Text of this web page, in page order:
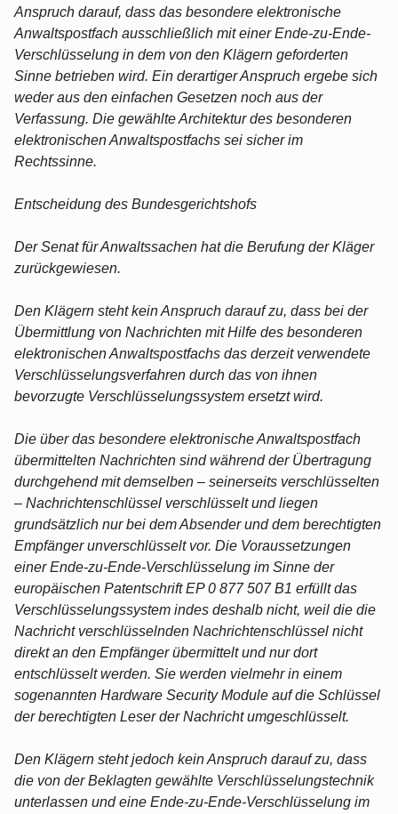
Anspruch darauf, dass das besondere elektronische
Anwaltspostfach ausschließlich mit einer Ende-zu-Ende-
Verschlüsselung in dem von den Klägern geforderten
Sinne betrieben wird. Ein derartiger Anspruch ergebe sich
weder aus den einfachen Gesetzen noch aus der
Verfassung. Die gewählte Architektur des besonderen
elektronischen Anwaltspostfachs sei sicher im
Rechtssinne.
Entscheidung des Bundesgerichtshofs
Der Senat für Anwaltssachen hat die Berufung der Kläger
zurückgewiesen.
Den Klägern steht kein Anspruch darauf zu, dass bei der
Übermittlung von Nachrichten mit Hilfe des besonderen
elektronischen Anwaltspostfachs das derzeit verwendete
Verschlüsselungsverfahren durch das von ihnen
bevorzugte Verschlüsselungssystem ersetzt wird.
Die über das besondere elektronische Anwaltspostfach
übermittelten Nachrichten sind während der Übertragung
durchgehend mit demselben – seinerseits verschlüsselten
– Nachrichtenschlüssel verschlüsselt und liegen
grundsätzlich nur bei dem Absender und dem berechtigten
Empfänger unverschlüsselt vor. Die Voraussetzungen
einer Ende-zu-Ende-Verschlüsselung im Sinne der
europäischen Patentschrift EP 0 877 507 B1 erfüllt das
Verschlüsselungssystem indes deshalb nicht, weil die die
Nachricht verschlüsselnden Nachrichtenschlüssel nicht
direkt an den Empfänger übermittelt und nur dort
entschlüsselt werden. Sie werden vielmehr in einem
sogenannten Hardware Security Module auf die Schlüssel
der berechtigten Leser der Nachricht umgeschlüsselt.
Den Klägern steht jedoch kein Anspruch darauf zu, dass
die von der Beklagten gewählte Verschlüsselungstechnik
unterlassen und eine Ende-zu-Ende-Verschlüsselung im